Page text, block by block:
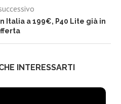
Italia a 199€, P40 Lite già in
INTERESSARTI